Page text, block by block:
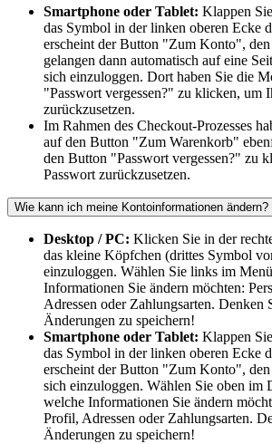
Smartphone oder Tablet: Klappen
das Symbol in der linken oberen Ecke
erscheint der Button "Zum Konto",
gelangen dann automatisch auf eine
sich einzuloggen. Dort haben Sie die
"Passwort vergessen?" zu klicken, um
zurückzusetzen.
Im Rahmen des Checkout-Prozesses
auf den Button "Zum Warenkorb"
den Button "Passwort vergessen?" zu
Passwort zurückzusetzen.
Wie kann ich meine Kontoinformationen ändern?
Desktop / PC: Klicken Sie in der
das kleine Köpfchen (drittes Symbol
einzuloggen. Wählen Sie links im
Informationen Sie ändern möchten:
Adressen oder Zahlungsarten. Denken
Änderungen zu speichern!
Smartphone oder Tablet: Klappen
das Symbol in der linken oberen Ecke
erscheint der Button "Zum Konto",
sich einzuloggen. Wählen Sie oben im
welche Informationen Sie ändern
Profil, Adressen oder Zahlungsarten.
Änderungen zu speichern!